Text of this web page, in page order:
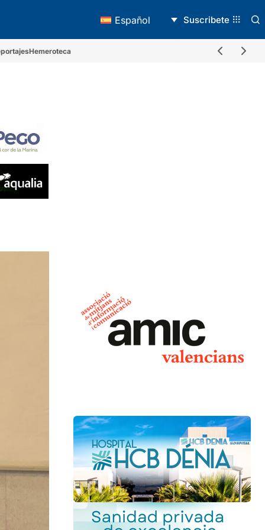
Español Suscribete
Hemeroteca